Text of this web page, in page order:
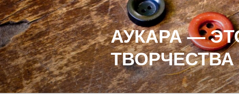
Перейти
к
содержимому
АУКАРА —
ТВОРЧЕСТВА